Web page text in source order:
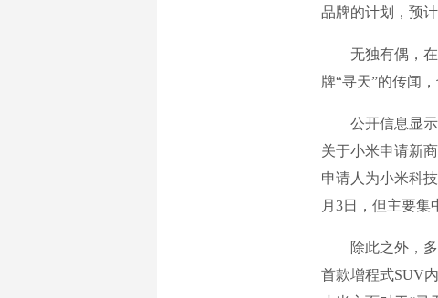
品牌的计划，预
无独有偶，在
牌“寻天”的传闻，
公开信息显示
关于小米申请新
申请人为小米科
月3日，但主要集
除此之外，多
首款增程式SUV